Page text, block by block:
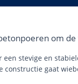
om
stevige en
gaat